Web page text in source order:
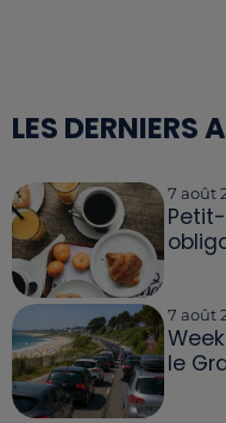
LES DERNIERS
7 août
7 août
le